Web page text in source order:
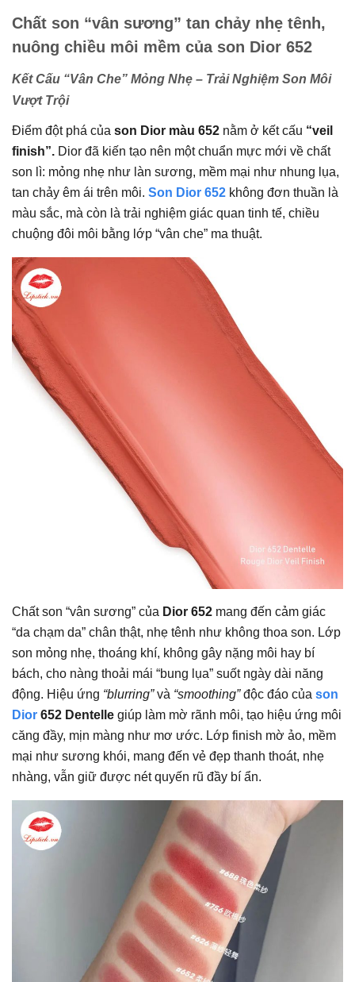
Chất son “vân sương” tan chảy nhẹ tênh,
nuông chiều môi mềm của son Dior 652
Kết Cấu “Vân Che” Mỏng Nhẹ – Trải Nghiệm Son Môi
Vượt Trội
Điểm đột phá của son Dior màu 652 nằm ở kết cấu “veil
finish”. Dior đã kiến tạo nên một chuẩn mực mới về chất
son lì: mỏng nhẹ như làn sương, mềm mại như nhung lụa,
tan chảy êm ái trên môi. Son Dior 652 không đơn thuần là
màu sắc, mà còn là trải nghiệm giác quan tinh tế, chiều
chuộng đôi môi bằng lớp “vân che” ma thuật.
Chất son “vân sương” của Dior 652 mang đến cảm giác
“da chạm da” chân thật, nhẹ tênh như không thoa son. Lớp
son mỏng nhẹ, thoáng khí, không gây nặng môi hay bí
bách, cho nàng thoải mái “bung lụa” suốt ngày dài năng
động. Hiệu ứng “blurring”và “smoothing”độc đáo của son
Dior 652 Dentelle giúp làm mờ rãnh môi, tạo hiệu ứng môi
căng đầy, mịn màng như mơ ước. Lớp finish mờ ảo, mềm
mại như sương khói, mang đến vẻ đẹp thanh thoát, nhẹ
nhàng, vẫn giữ được nét quyến rũ đầy bí ẩn.